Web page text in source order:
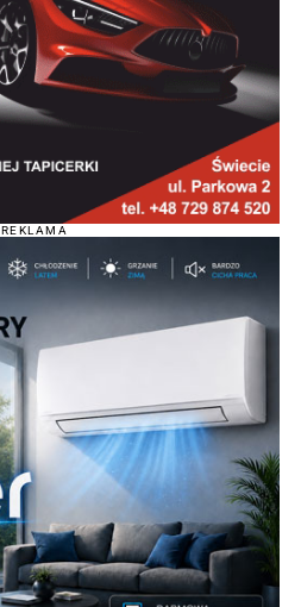
REKLAMA